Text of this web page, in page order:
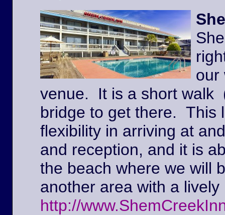
our
venue. It is a short walk
bridge to get there. This
flexibility in arriving at
and reception, and it is
the beach where we will
another area with a
http://